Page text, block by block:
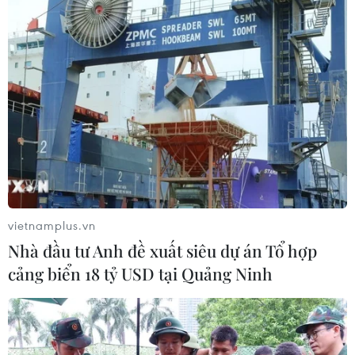
vietnamplus.vn
Nhà đầu tư Anh đề xuất siêu dự án Tổ hợp
cảng biển 18 tỷ USD tại Quảng Ninh